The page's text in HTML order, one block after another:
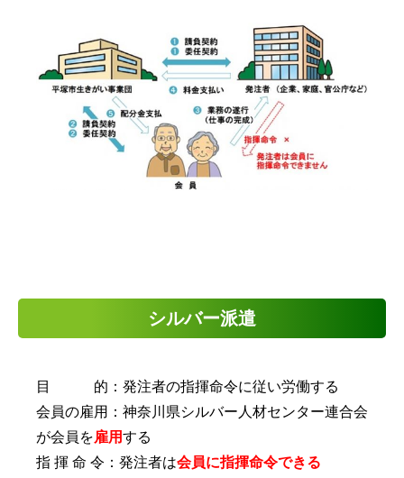
シルバー派遣
目 的：発注者の指揮命令に従い労働する
会員の雇用：神奈川県シルバー人材センター連合会
が会員を雇用する
指 揮 命 令：発注者は会員に指揮命令できる